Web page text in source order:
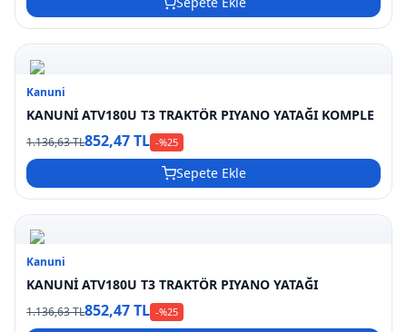
Kanuni
KANUNİ ATV180U T3 TRAKTÖR PIYANO YATAĞI KOMPLE
1.136,63 TL852,47 TL -%25
Sepete Ekle
Kanuni
KANUNİ ATV180U T3 TRAKTÖR PIYANO YATAĞI
1.136,63 TL852,47 TL -%25